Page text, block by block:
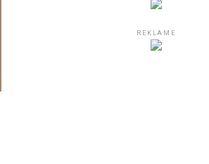
REKLAME